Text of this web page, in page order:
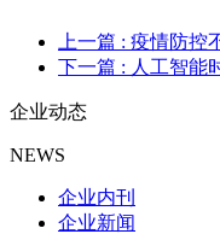
上一篇 : 疫情防控
下一篇 : 人工智能
企业动态
NEWS
企业内刊
企业新闻